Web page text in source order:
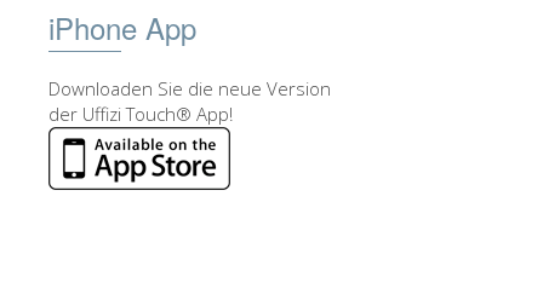
iPhone App
Downloaden Sie die neue Version
der Uffizi Touch® App!